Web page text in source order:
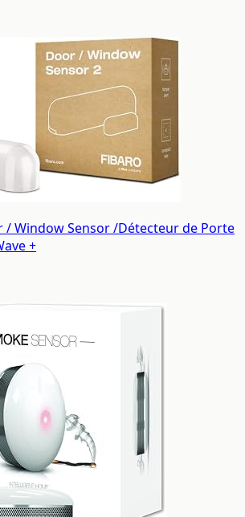
/ Window Sensor /Détecteur de Porte
+